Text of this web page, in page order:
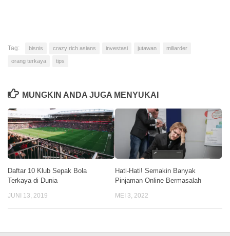
Daftar 10 Klub Sepak Bola
Terkaya di Dunia
JUNI 13, 2019
Hati-Hati! Semakin Banyak
Pinjaman Online Bermasalah
MEI 3, 2022
© 2026. PT Klikcair Magga Jaya. All Rights Reserved.